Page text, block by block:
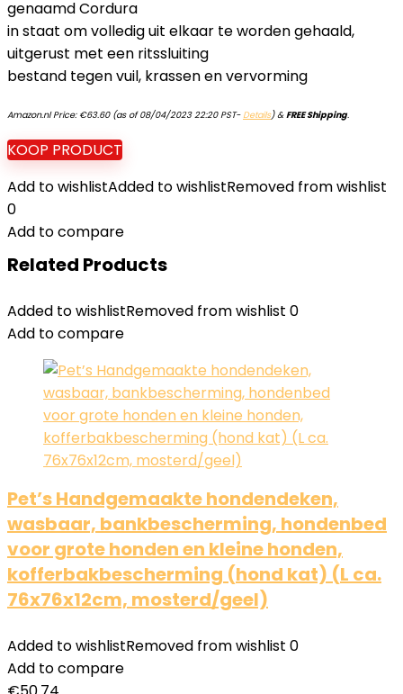
genaamd Cordura
in staat om volledig uit elkaar te worden gehaald,
uitgerust met een ritssluiting
bestand tegen vuil, krassen en vervorming
Amazon.nl Price: €63.60(as of 08/04/2023 22:20 PST- Details)&FREE Shipping.
KOOP PRODUCT
Add to wishlistAdded to wishlistRemoved from wishlist
0
Add to compare
Related Products
Added to wishlistRemoved from wishlist 0
Add to compare
Pet’s Handgemaakte hondendeken,
wasbaar, bankbescherming, hondenbed
voor grote honden en kleine honden,
kofferbakbescherming (hond kat) (L ca.
76x76x12cm, mosterd/geel)
Added to wishlistRemoved from wishlist 0
Add to compare